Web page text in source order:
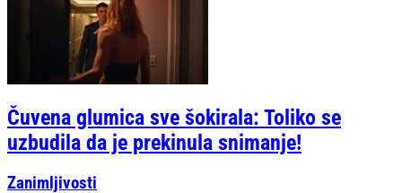
Čuvena glumica sve šokirala: Toliko se
uzbudila da je prekinula snimanje!
Zanimljivosti